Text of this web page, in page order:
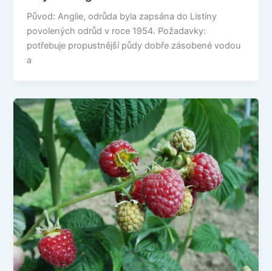
Původ: Anglie, odrůda byla zapsána do Listiny
povolených odrůd v roce 1954. Požadavky:
potřebuje propustnější půdy dobře zásobené vodou
a